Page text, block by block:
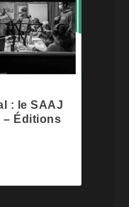
: le SAAJ
– Éditions